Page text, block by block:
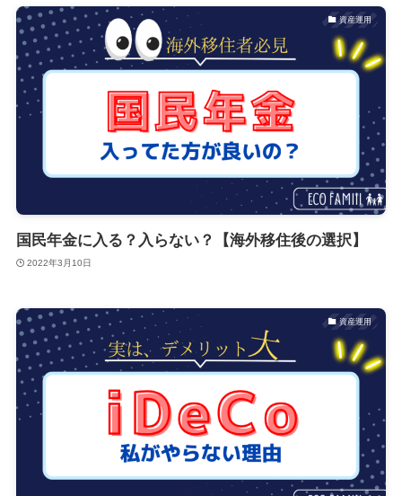
資産運用
国民年金に入る？入らない？【海外移住後の選択】
2022年3月10日
資産運用